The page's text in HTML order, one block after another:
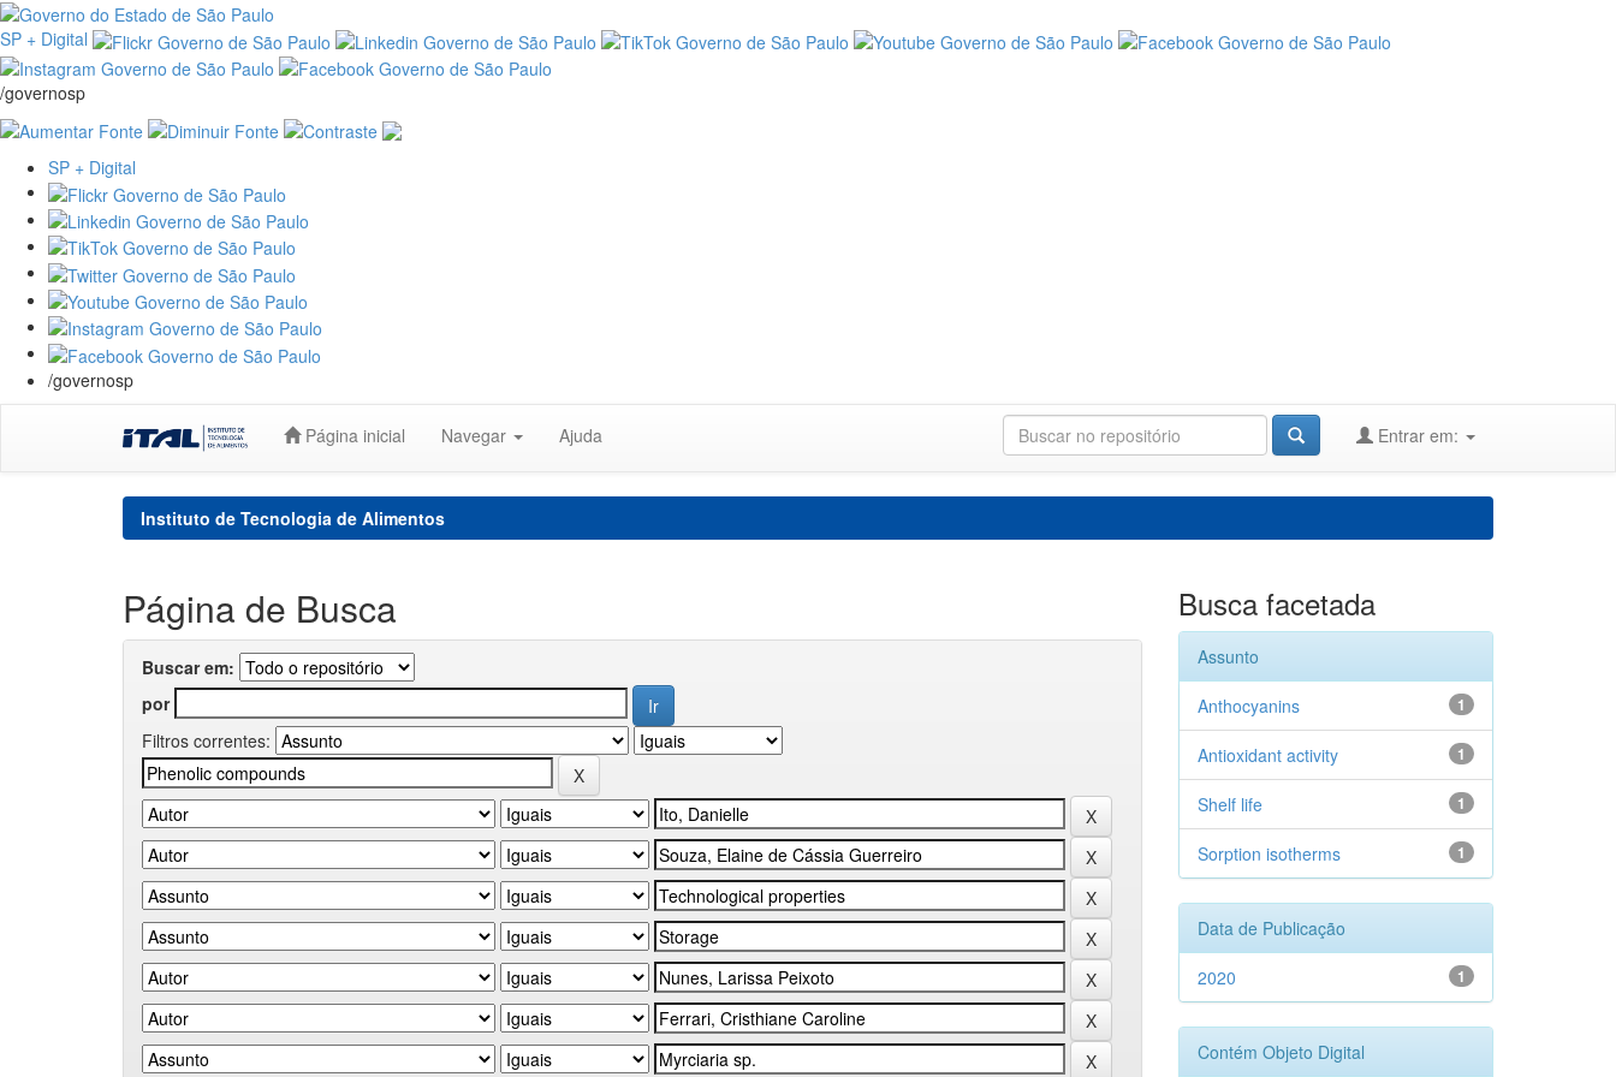
SP + Digital
/governosp
SP + Digital
/governosp
Página inicial Navegar Ajuda Entrar em:
Instituto de Tecnologia de Alimentos
Página de Busca
Buscar em:
por
Filtros correntes:
Busca facetada
Assunto
1
Anthocyanins
1
Antioxidant activity
1
Shelf life
1
Sorption isotherms
Data de Publicação
1
2020
Contém Objeto Digital